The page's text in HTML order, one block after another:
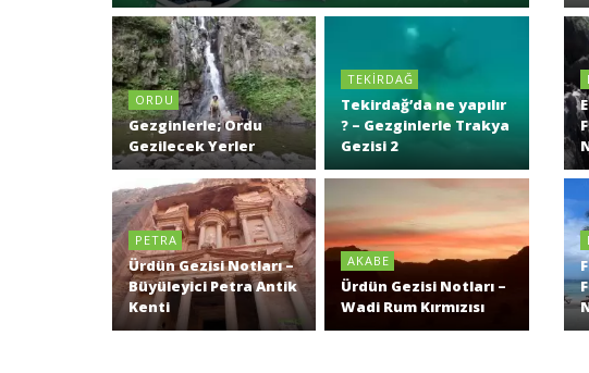
ORDU
Gezginlerle; Ordu
Gezilecek Yerler
TEKIRDAĞ
Tekirdağ’da ne yapılır
? – Gezginlerle Trakya
Gezisi 2
PETRA
Ürdün Gezisi Notları –
Büyüleyici Petra Antik
Kenti
AKABE
Ürdün Gezisi Notları –
Wadi Rum Kırmızısı